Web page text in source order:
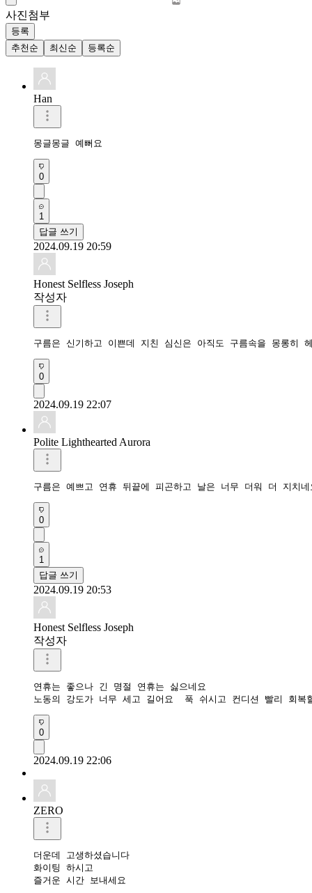
사진첨부
등록
추천순
최신순 등록순
Han
몽글몽글 예뻐요
0
1
답글 쓰기
2024.09.19 20:59
Honest Selfless Joseph
작성자
구름은 신기하고 이쁜데 지친 심신은 아직도 구름속을 몽롱히
0
2024.09.19 22:07
Polite Lighthearted Aurora
구름은 예쁘고 연휴 뒤끝에 피곤하고 날은 너무 더워 더 지치
0
1
답글 쓰기
2024.09.19 20:53
Honest Selfless Joseph
작성자
연휴는 좋으나 긴 명절 연휴는 싫으네요
노동의 강도가 너무 세고 길어요  푹 쉬시고 컨디션 빨리 회복
0
2024.09.19 22:06
ZERO
더운데 고생하셨습니다
화이팅 하시고
즐거운 시간 보내세요